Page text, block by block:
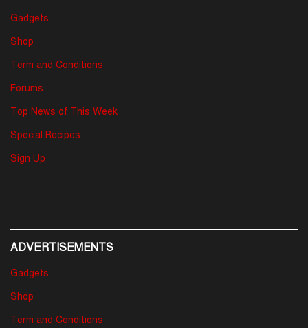
Gadgets
Shop
Term and Conditions
Forums
Top News of This Week
Special Recipes
Sign Up
ADVERTISEMENTS
Gadgets
Shop
Term and Conditions